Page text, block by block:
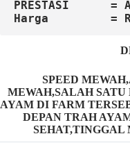
Harga         =
SPEED
MEWAH,SALAH
AYAM DI FARM
DEPAN TRAH
SEHAT,TINGGAL